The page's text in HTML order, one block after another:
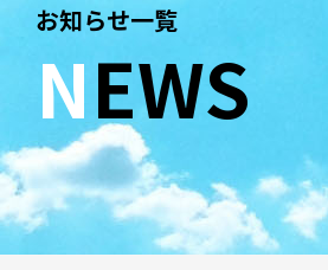
お知らせ一覧
NEWS